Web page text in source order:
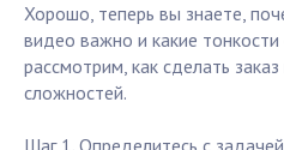
Хорошо, теперь вы знаете,
видео важно и какие
рассмотрим, как сделать
сложностей.